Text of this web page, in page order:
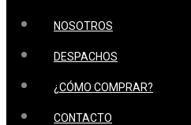
NOSOTROS
DESPACHOS
¿CÓMO COMPRAR?
CONTACTO